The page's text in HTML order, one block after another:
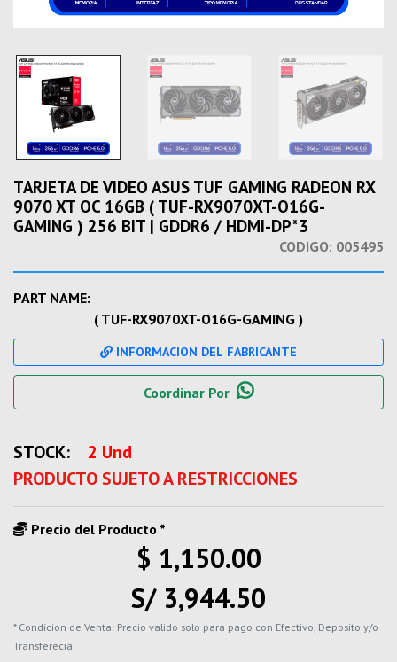
TARJETA DE VIDEO ASUS TUF GAMING RADEON RX
9070 XT OC 16GB ( TUF-RX9070XT-O16G-
GAMING ) 256 BIT | GDDR6 / HDMI-DP*3
CODIGO: 005495
PART NAME:
( TUF-RX9070XT-O16G-GAMING )
INFORMACION DEL FABRICANTE
Coordinar Por
STOCK:
2 Und
PRODUCTO SUJETO A RESTRICCIONES
Precio del Producto *
$ 1,150.00
S/ 3,944.50
* Condicion de Venta: Precio valido solo para pago con Efectivo, Deposito y/o
Transferecia.